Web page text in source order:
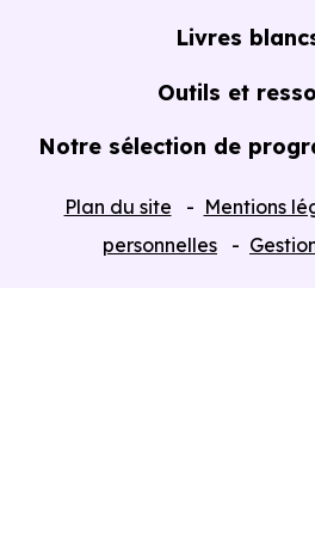
Livres
Guide de l'Achat
Outils et
Notre sélection de
Plan du site Mentions
personnelles